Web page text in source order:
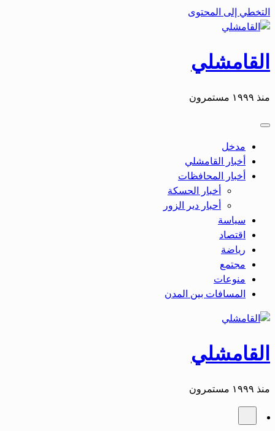
التخطي إلى المحتوى
القامشلي
منذ ١٩٩٩ مستمرون
مدخل
أخبار القامشلي
أخبار المحافظات
أخبار الحسكة
أحبار دير الزور
سياسة
اقتصاد
رياضة
مجتمع
منوعات
المسافات بين المدن
القامشلي
منذ ١٩٩٩ مستمرون